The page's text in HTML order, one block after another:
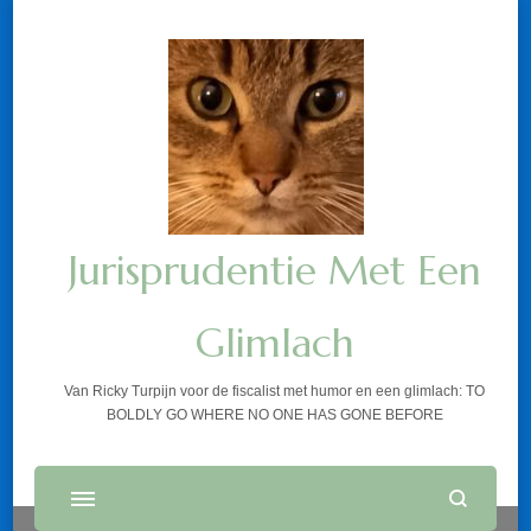
Jurisprudentie Met Een
Glimlach
Van Ricky Turpijn voor de fiscalist met humor en een glimlach: TO
BOLDLY GO WHERE NO ONE HAS GONE BEFORE